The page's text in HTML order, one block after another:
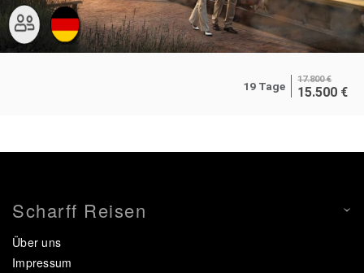
19 Tage
17.800 €
15.500 €
Scharff Reisen
Über uns
Impressum